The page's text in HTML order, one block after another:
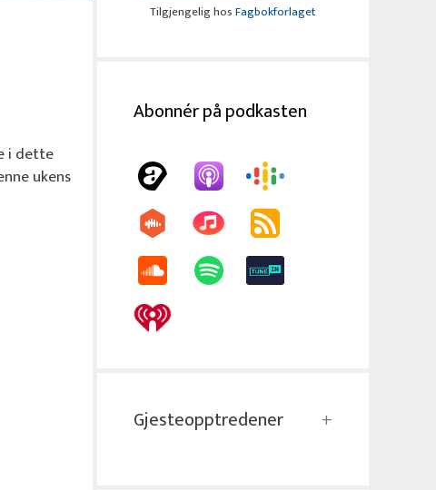
i dette
ukens
Tilgjengelig hosFagbokforlaget
Abonnér på podkasten
Gjesteopptredener